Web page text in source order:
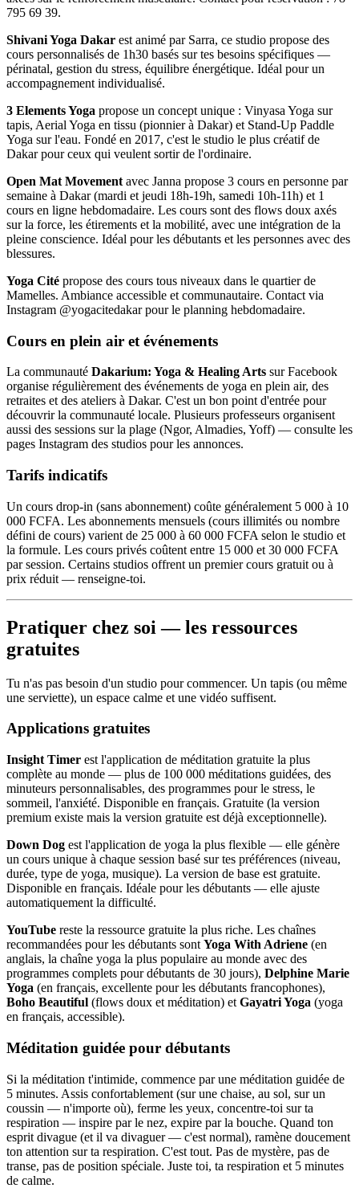
795 69 39.
Shivani Yoga Dakar est animé par Sarra, ce studio propose des
cours personnalisés de 1h30 basés sur tes besoins spécifiques —
périnatal, gestion du stress, équilibre énergétique. Idéal pour un
accompagnement individualisé.
3 Elements Yoga propose un concept unique : Vinyasa Yoga sur
tapis, Aerial Yoga en tissu (pionnier à Dakar) et Stand-Up Paddle
Yoga sur l'eau. Fondé en 2017, c'est le studio le plus créatif de
Dakar pour ceux qui veulent sortir de l'ordinaire.
Open Mat Movement avec Janna propose 3 cours en personne par
semaine à Dakar (mardi et jeudi 18h-19h, samedi 10h-11h) et 1
cours en ligne hebdomadaire. Les cours sont des flows doux axés
sur la force, les étirements et la mobilité, avec une intégration de la
pleine conscience. Idéal pour les débutants et les personnes avec des
blessures.
Yoga Cité propose des cours tous niveaux dans le quartier de
Mamelles. Ambiance accessible et communautaire. Contact via
Instagram @yogacitedakar pour le planning hebdomadaire.
Cours en plein air et événements
La communauté Dakarium: Yoga & Healing Arts sur Facebook
organise régulièrement des événements de yoga en plein air, des
retraites et des ateliers à Dakar. C'est un bon point d'entrée pour
découvrir la communauté locale. Plusieurs professeurs organisent
aussi des sessions sur la plage (Ngor, Almadies, Yoff) — consulte les
pages Instagram des studios pour les annonces.
Tarifs indicatifs
Un cours drop-in (sans abonnement) coûte généralement 5 000 à 10
000 FCFA. Les abonnements mensuels (cours illimités ou nombre
défini de cours) varient de 25 000 à 60 000 FCFA selon le studio et
la formule. Les cours privés coûtent entre 15 000 et 30 000 FCFA
par session. Certains studios offrent un premier cours gratuit ou à
prix réduit — renseigne-toi.
Pratiquer chez soi — les ressources
gratuites
Tu n'as pas besoin d'un studio pour commencer. Un tapis (ou même
une serviette), un espace calme et une vidéo suffisent.
Applications gratuites
Insight Timer est l'application de méditation gratuite la plus
complète au monde — plus de 100 000 méditations guidées, des
minuteurs personnalisables, des programmes pour le stress, le
sommeil, l'anxiété. Disponible en français. Gratuite (la version
premium existe mais la version gratuite est déjà exceptionnelle).
Down Dog est l'application de yoga la plus flexible — elle génère
un cours unique à chaque session basé sur tes préférences (niveau,
durée, type de yoga, musique). La version de base est gratuite.
Disponible en français. Idéale pour les débutants — elle ajuste
automatiquement la difficulté.
YouTube reste la ressource gratuite la plus riche. Les chaînes
recommandées pour les débutants sont Yoga With Adriene (en
anglais, la chaîne yoga la plus populaire au monde avec des
programmes complets pour débutants de 30 jours), Delphine Marie
Yoga (en français, excellente pour les débutants francophones),
Boho Beautiful (flows doux et méditation) et Gayatri Yoga (yoga
en français, accessible).
Méditation guidée pour débutants
Si la méditation t'intimide, commence par une méditation guidée de
5 minutes. Assis confortablement (sur une chaise, au sol, sur un
coussin — n'importe où), ferme les yeux, concentre-toi sur ta
respiration — inspire par le nez, expire par la bouche. Quand ton
esprit divague (et il va divaguer — c'est normal), ramène doucement
ton attention sur ta respiration. C'est tout. Pas de mystère, pas de
transe, pas de position spéciale. Juste toi, ta respiration et 5 minutes
de calme.